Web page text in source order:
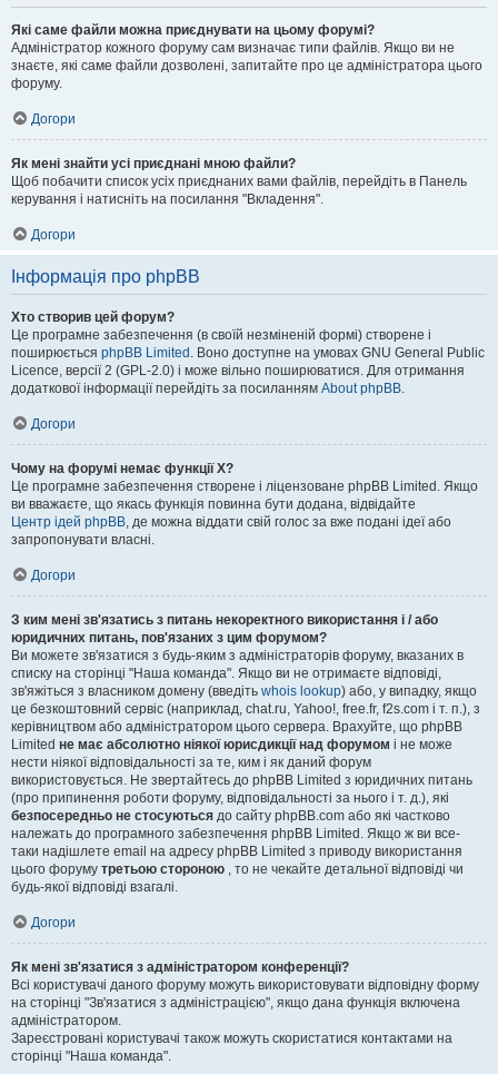
Які саме файли можна приєднувати на цьому форумі?
Адміністратор кожного форуму сам визначає типи файлів. Якщо ви не
знаєте, які саме файли дозволені, запитайте про це адміністратора цього
форуму.
Догори
Як мені знайти усі приєднані мною файли?
Щоб побачити список усіх приєднаних вами файлів, перейдіть в Панель
керування і натисніть на посилання "Вкладення".
Догори
Інформація про phpBB
Хто створив цей форум?
Це програмне забезпечення (в своїй незміненій формі) створене і
поширюється phpBB Limited . Воно доступне на умовах GNU General Public
Licence, версії 2 (GPL-2.0) і може вільно поширюватися. Для отримання
додаткової інформації перейдіть за посиланням About phpBB.
Догори
Чому на форумі немає функції X?
Це програмне забезпечення створене і ліцензоване phpBB Limited. Якщо
ви вважаєте, що якась функція повинна бути додана, відвідайте
Центр ідей phpBB, де можна віддати свій голос за вже подані ідеї або
запропонувати власні.
Догори
З ким мені зв'язатись з питань некоректного використання і / або
юридичних питань, пов'язаних з цим форумом?
Ви можете зв'язатися з будь-яким з адміністраторів форуму, вказаних в
списку на сторінці "Наша команда". Якщо ви не отримаєте відповіді,
зв'яжіться з власником домену (введіть whois lookup) або, у випадку, якщо
це безкоштовний сервіс (наприклад, chat.ru, Yahoo!, free.fr, f2s.com і т. п.), з
керівництвом або адміністратором цього сервера. Врахуйте, що phpBB
Limited не має абсолютно ніякої юрисдикції над форумом і не може
нести ніякої відповідальності за те, ким і як даний форум
використовується. Не звертайтесь до phpBB Limited з юридичних питань
(про припинення роботи форуму, відповідальності за нього і т. д.), які
безпосередньо не стосуються до сайту phpBB.com або які частково
належать до програмного забезпечення phpBB Limited. Якщо ж ви все-
таки надішлете email на адресу phpBB Limited з приводу використання
цього форуму третьою стороною , то не чекайте детальної відповіді чи
будь-якої відповіді взагалі.
Догори
Як мені зв'язатися з адміністратором конференції?
Всі користувачі даного форуму можуть використовувати відповідну форму
на сторінці "Зв'язатися з адміністрацією", якщо дана функція включена
адміністратором.
Зареєстровані користувачі також можуть скористатися контактами на
сторінці "Наша команда".